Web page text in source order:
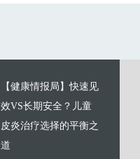
【健康情报局】快速见
效VS长期安全？儿童
皮炎治疗选择的平衡之
道